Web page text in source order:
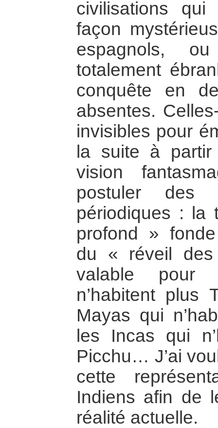
civilisations
façon
espagnols,
totalement
conquête en
absentes.
invisibles pour
la suite à
vision
postuler des
périodiques : la
profond »
du « réveil
valable pour
n’habitent plus
Mayas qui
les Incas qui
Picchu… J’ai
cette
Indiens afin de
réalité actuelle.